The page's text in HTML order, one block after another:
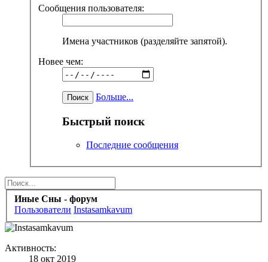
Сообщения пользователя:
Имена участников (разделяйте запятой).
Новее чем:
Больше...
Быстрый поиск
Последние сообщения
Иные Сны - форум
Пользователи Instasamkavum
Активность:
18 окт 2019